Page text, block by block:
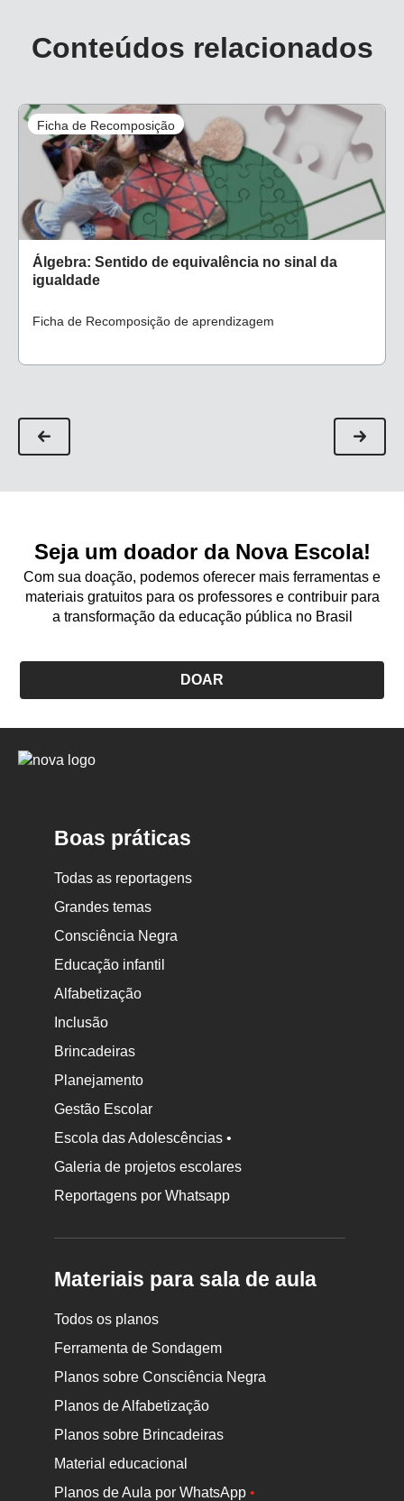
Objetivos específicos
Utilizar o cálculo mental para divisões.
Aplicar propriedades numéricas para operações
equivalentes.
Conceito-chave
Equivalência, divisão.
Recursos necessários
Atividades impressas em folhas, coladas no caderno ou
Conteúdos relacionados
Ficha de Recomposição
Álgebra: Sentido de equivalência no sinal da
igualdade
Ficha de Recomposição de aprendizagem
Seja um doador da Nova Escola!
Com sua doação, podemos oferecer mais ferramentas e
materiais gratuitos para os professores e contribuir para
a transformação da educação pública no Brasil
DOAR
Logo
Boas práticas
Todas as reportagens
Grandes temas
Consciência Negra
Educação infantil
Alfabetização
Inclusão
Brincadeiras
Planejamento
Gestão Escolar
Escola das Adolescências •
Galeria de projetos escolares
Reportagens por Whatsapp
Materiais para sala de aula
Todos os planos
Ferramenta de Sondagem
Planos sobre Consciência Negra
Planos de Alfabetização
Planos sobre Brincadeiras
Material educacional
Planos de Aula por WhatsApp•